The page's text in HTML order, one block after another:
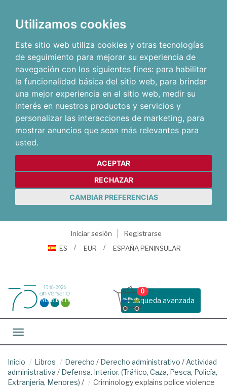
Utilizamos cookies
Este sitio web utiliza cookies y otras tecnologías
de seguimiento para mejorar su experiencia de
navegación con los siguientes fines: para habilitar
la funcionalidad básica del sitio web, para brindar
una mejor experiencia en el sitio web, medir su
interés en nuestros productos y servicios y
personalizar las interacciones de marketing, para
mostrar anuncios que sean más relevantes para
usted.
ACEPTAR
RECHAZAR
CAMBIAR PREFERENCIAS
Iniciar sesión
Registrarse
ES
EUR ESPAÑA PENINSULAR
Busqueda avanzada
0
Toggle navigation
Inicio Libros Derecho / Derecho administrativo / Actividad
administrativa / Defensa. Interior. (Tráfico, Caza, Pesca, Policía,
Extranjería, Menores) / Criminology explains police violence